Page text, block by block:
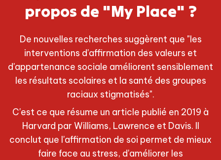
propos de "My Place" ?
De nouvelles recherches suggèrent que "les
interventions d'affirmation des valeurs et
d'appartenance sociale améliorent sensiblement
les résultats scolaires et la santé des groupes
raciaux stigmatisés".
C'est ce que résume un article publié en 2019 à
Harvard par Williams, Lawrence et Davis. Il
conclut que l'affirmation de soi permet de mieux
faire face au stress, d'améliorer les